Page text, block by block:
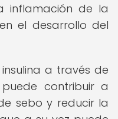
inflamación de la
el desarrollo del
a través de
contribuir a
sebo y reducir la